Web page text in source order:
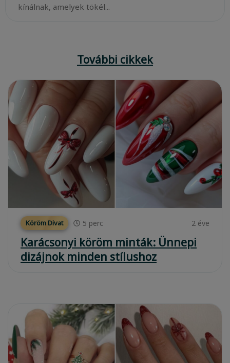
kínálnak, amelyek tökél...
További cikkek
Köröm Divat 5 perc 2 éve
Karácsonyi köröm minták: Ünnepi
dizájnok minden stílushoz